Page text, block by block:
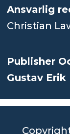
Ansvarlig
Christian
Publisher
Gustav Erik